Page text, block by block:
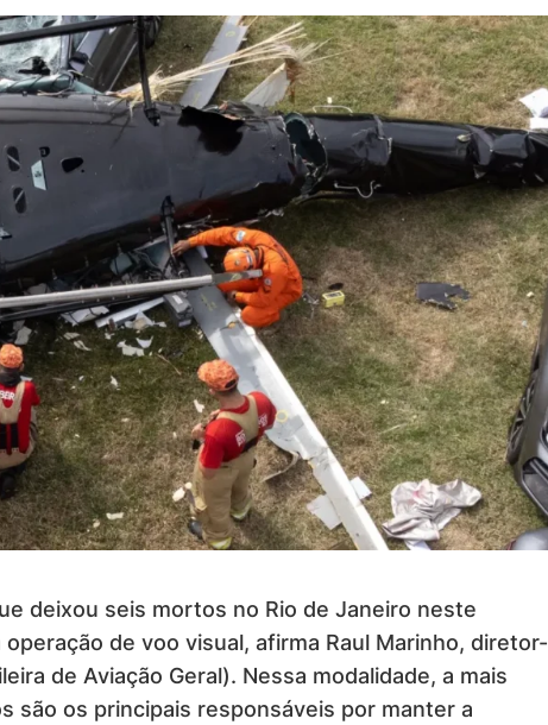
deixou seis mortos no Rio de Janeiro neste
de voo visual, afirma Raul Marinho, diretor-
de Aviação Geral). Nessa modalidade, a mais
são os principais responsáveis por manter a